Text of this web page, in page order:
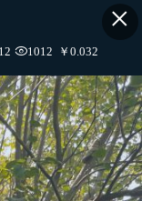
1012 ￥0.032
×